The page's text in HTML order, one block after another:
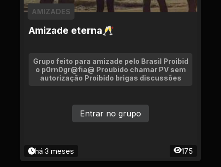
Amizade eterna🥂
AMIZADES
Grupo feito para amizade pelo Brasil Proibid
o p0rn0gr@fia@ Proubido chamar PV sem
autorização Proibido brigas discussões
há 3 meses 175
Entrar no grupo